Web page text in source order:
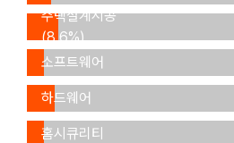
(7.0%)
주택설계시공
(8.6%)
주택정보/
소프트웨어
(4.6%)
창호/
하드웨어
(7.9%)
loT/
홈시큐리티